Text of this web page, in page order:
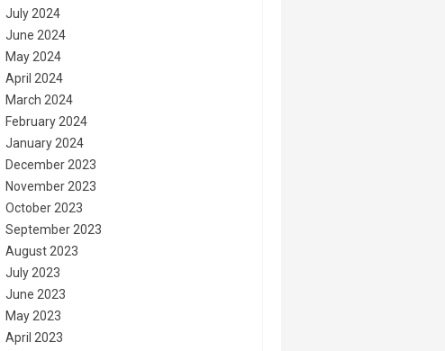
July 2024
June 2024
May 2024
April 2024
March 2024
February 2024
January 2024
December 2023
November 2023
October 2023
September 2023
August 2023
July 2023
June 2023
May 2023
April 2023